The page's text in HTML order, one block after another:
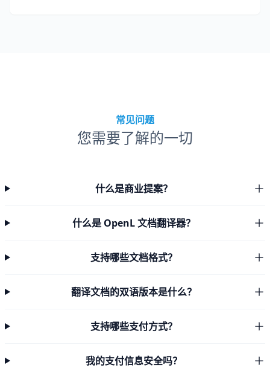
常见问题
您需要了解的一切
什么是商业提案？
什么是 OpenL 文档翻译器？
支持哪些文档格式？
翻译文档的双语版本是什么？
支持哪些支付方式？
我的支付信息安全吗？